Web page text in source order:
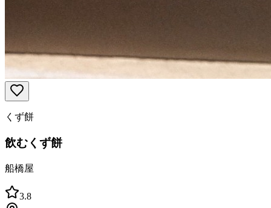
くず餅
飲むくず餅
船橋屋
3.8